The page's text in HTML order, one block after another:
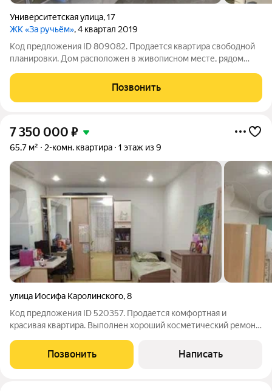
Университетская улица,17
ЖК «За ручьём», 4 квартал 2019
Код предложения ID 809082. Продается квартира свободной
планировки. Дом расположен в живописном месте, рядом
имеется подземный паркинг, территория благоустроена
имеется детская площадка,
Позвонить
7 350 000 ₽
65,7 м² 2-комн. квартира 1 этаж из 9
улица Иосифа Каролинского,8
Код предложения ID 520357. Продается комфортная и
красивая квартира. Выполнен хороший косметический ремонт.
Сам дом хороший, в квартирах очень тепло и уютно, соседи
хорошие. В подъезде чисто и
Позвонить Написать